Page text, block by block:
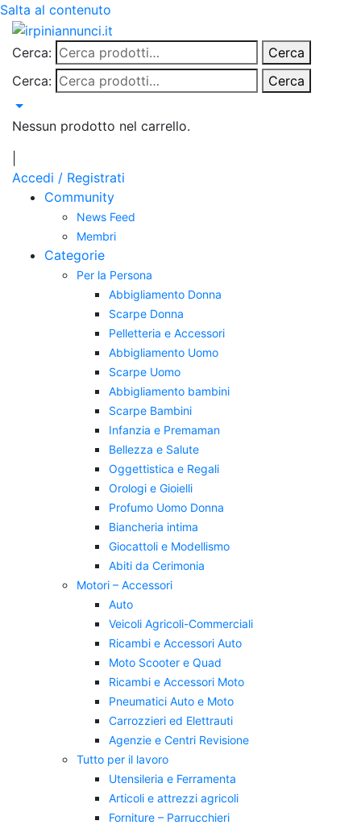
Salta al contenuto
Cerca:
Cerca
Cerca:
Cerca
Nessun prodotto nel carrello.
Accedi / Registrati
Community
News Feed
Membri
Categorie
Per la Persona
Abbigliamento Donna
Scarpe Donna
Pelletteria e Accessori
Abbigliamento Uomo
Scarpe Uomo
Abbigliamento bambini
Scarpe Bambini
Infanzia e Premaman
Bellezza e Salute
Oggettistica e Regali
Orologi e Gioielli
Profumo Uomo Donna
Biancheria intima
Giocattoli e Modellismo
Abiti da Cerimonia
Motori – Accessori
Auto
Veicoli Agricoli-Commerciali
Ricambi e Accessori Auto
Moto Scooter e Quad
Ricambi e Accessori Moto
Pneumatici Auto e Moto
Carrozzieri ed Elettrauti
Agenzie e Centri Revisione
Tutto per il lavoro
Utensileria e Ferramenta
Articoli e attrezzi agricoli
Forniture – Parrucchieri